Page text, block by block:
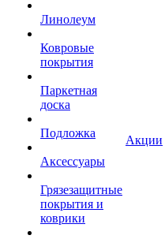
Линолеум
Ковровые
покрытия
Паркетная
доска
Подложка
Аксессуары
Грязезащитные
покрытия и
коврики
Акции